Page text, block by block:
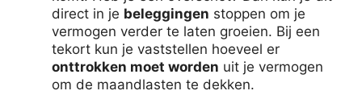
direct in je beleggingen stoppen om je
vermogen verder te laten groeien. Bij een
tekort kun je vaststellen hoeveel er
onttrokken moet worden uit je vermogen
om de maandlasten te dekken.